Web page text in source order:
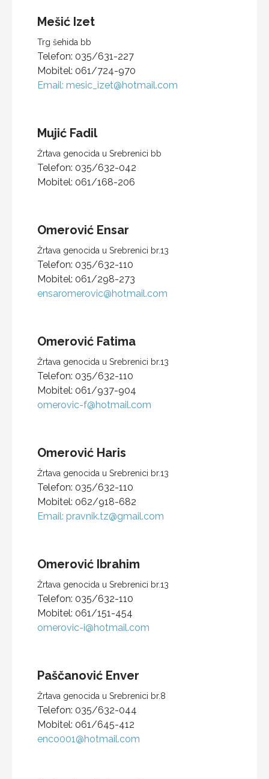
Mešić Izet
Trg šehida bb
Telefon: 035/631-227
Mobitel: 061/724-970
Email: mesic_izet@hotmail.com
Mujić Fadil
Žrtava genocida u Srebrenici bb
Telefon: 035/632-042
Mobitel: 061/168-206
Omerović Ensar
Žrtava genocida u Srebrenici br.13
Telefon: 035/632-110
Mobitel: 061/298-273
ensaromerovic@hotmail.com
Omerović Fatima
Žrtava genocida u Srebrenici br.13
Telefon: 035/632-110
Mobitel: 061/937-904
omerovic-f@hotmail.com
Omerović Haris
Žrtava genocida u Srebrenici br.13
Telefon: 035/632-110
Mobitel: 062/918-682
Email: pravnik.tz@gmail.com
Omerović Ibrahim
Žrtava genocida u Srebrenici br.13
Telefon: 035/632-110
Mobitel: 061/151-454
omerovic-i@hotmail.com
Paščanović Enver
Žrtava genocida u Srebrenici br.8
Telefon: 035/632-044
Mobitel: 061/645-412
enco001@hotmail.com